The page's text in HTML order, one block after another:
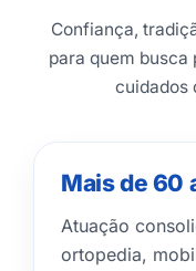
Confiança,
para quem busca
cuidados
Mais de 60
Atuação
ortopedia,